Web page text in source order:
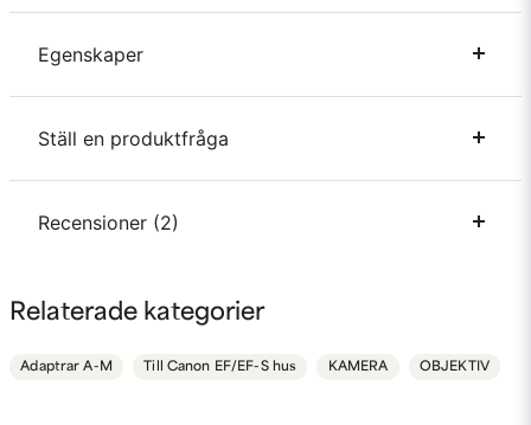
Egenskaper
Passar kamerahus
Passar objektivfattning
Nikon F
Ställ en produktfråga
question
Fråga oss något om denna produkten...
Recensioner (2)
Anonym
Bengt
Relaterade kategorier
Adaptrar A-M Till Canon EF/EF-S hus KAMERA OBJEKTIV